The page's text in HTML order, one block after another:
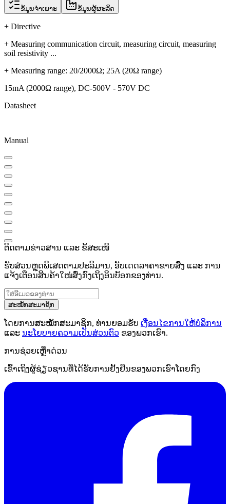
ຂໍ້ມູນຈຳເພາະ ຂໍ້ມູນຜູ້ຜະລິດ
+ Directive
+ Measuring communication circuit, measuring circuit, measuring
soil resistivity ...
+ Measuring range: 20/2000Ω; 25A (20Ω range)
15mA (2000Ω range), DC-500V - 570V DC
Datasheet
Manual
ຕິດຕາມຂ່າວສານ ແລະ ຂໍ້ສະເໜີ
ຮັບສ່ວນຫຼຸດພິເສດຕາມປະລິມານ, ອັບເດດລາຄາຂາຍສົ່ງ ແລະ ການ
ແຈ້ງເຕືອນສິນຄ້າໃໝ່ສົ່ງກົງເຖິງອິນບັອກຂອງທ່ານ.
ສະໝັກສະມາຊິກ
ໂດຍການສະໝັກສະມາຊິກ, ທ່ານຍອມຮັບ ເງື່ອນໄຂການໃຫ້ບໍລິການ
ແລະ ນະໂຍບາຍຄວາມເປັນສ່ວນຕົວ ຂອງພວກເຮົາ.
ການຊ່ວຍເຫຼືໍາດ່ວນ
ເຂົ້າເຖິງຜູ້ຊ່ຽວຊານທີ່ໄດ້ຮັບການຢັ້ງຢືນຂອງພວກເຮົາໂດຍກົງ